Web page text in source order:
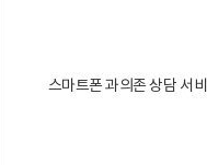
스마트폰 과의존 상담 서